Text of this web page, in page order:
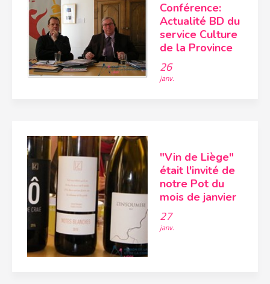
Conférence:
Actualité BD du
service Culture
de la Province
26
janv.
"Vin de Liège"
était l'invité de
notre Pot du
mois de janvier
27
janv.